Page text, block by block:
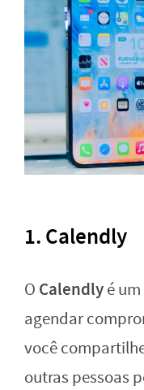
1. Calendly
O Calendlyé
agendar
você
outras pessoas